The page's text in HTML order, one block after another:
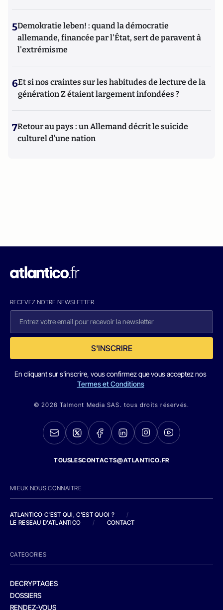
5Demokratie leben! : quand la démocratie
allemande, financée par l'État, sert de paravent à
l'extrémisme
6Et si nos craintes sur les habitudes de lecture de la
génération Z étaient largement infondées ?
7Retour au pays : un Allemand décrit le suicide
culturel d’une nation
RECEVEZ NOTRE NEWSLETTER
S'INSCRIRE
En cliquant sur s'inscrire, vous confirmez que vous acceptez nos
Termes et Conditions
© 2026 Talmont Media SAS. tous droits réservés.
TOUSLESCONTACTS@ATLANTICO.FR
MIEUX NOUS CONNAITRE
ATLANTICO C'EST QUI, C'EST QUOI ?
/
LE RESEAU D'ATLANTICO
/ CONTACT
CATEGORIES
DECRYPTAGES
DOSSIERS
RENDEZ-VOUS